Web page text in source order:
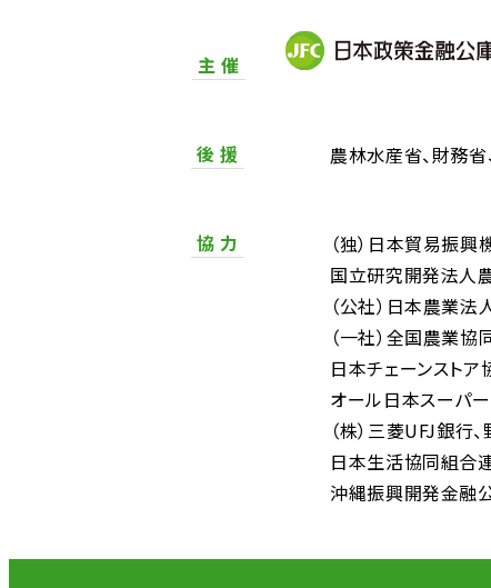
主 催
後 援 農林水産省 財務省
協 力 （独）日本貿易振興
国立研究開発法人
（公社）日本農業法
（一社）全国農業
日本チェーンストア
オール日本スーパ
（株）三菱UFJ銀行
日本生活協同組合
沖縄振興開発金融